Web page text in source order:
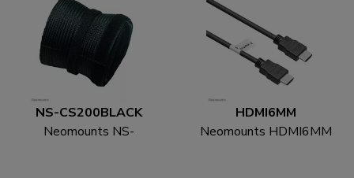
NS-CS200BLACK
Neomounts NS-
HDMI6MM
Neomounts HDMI6MM